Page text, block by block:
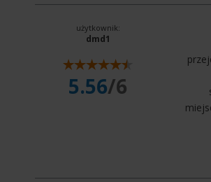
użytkownik:
dmd1
5.56/6